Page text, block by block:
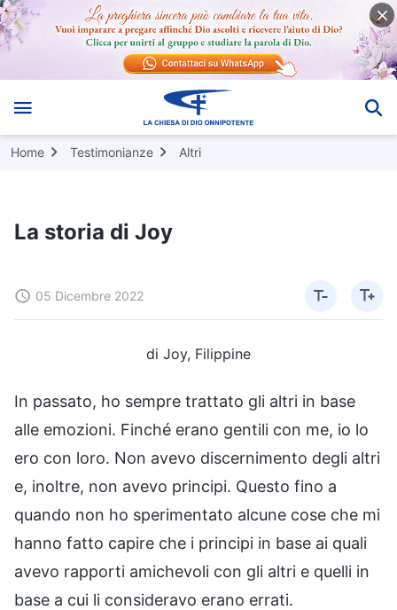
Home Testimonianze Altri
La storia di Joy
05 Dicembre 2022
di Joy, Filippine
In passato, ho sempre trattato gli altri in base
alle emozioni. Finché erano gentili con me, io lo
ero con loro. Non avevo discernimento degli altri
e, inoltre, non avevo principi. Questo fino a
quando non ho sperimentato alcune cose che mi
hanno fatto capire che i principi in base ai quali
avevo rapporti amichevoli con gli altri e quelli in
base a cui li consideravo erano errati.